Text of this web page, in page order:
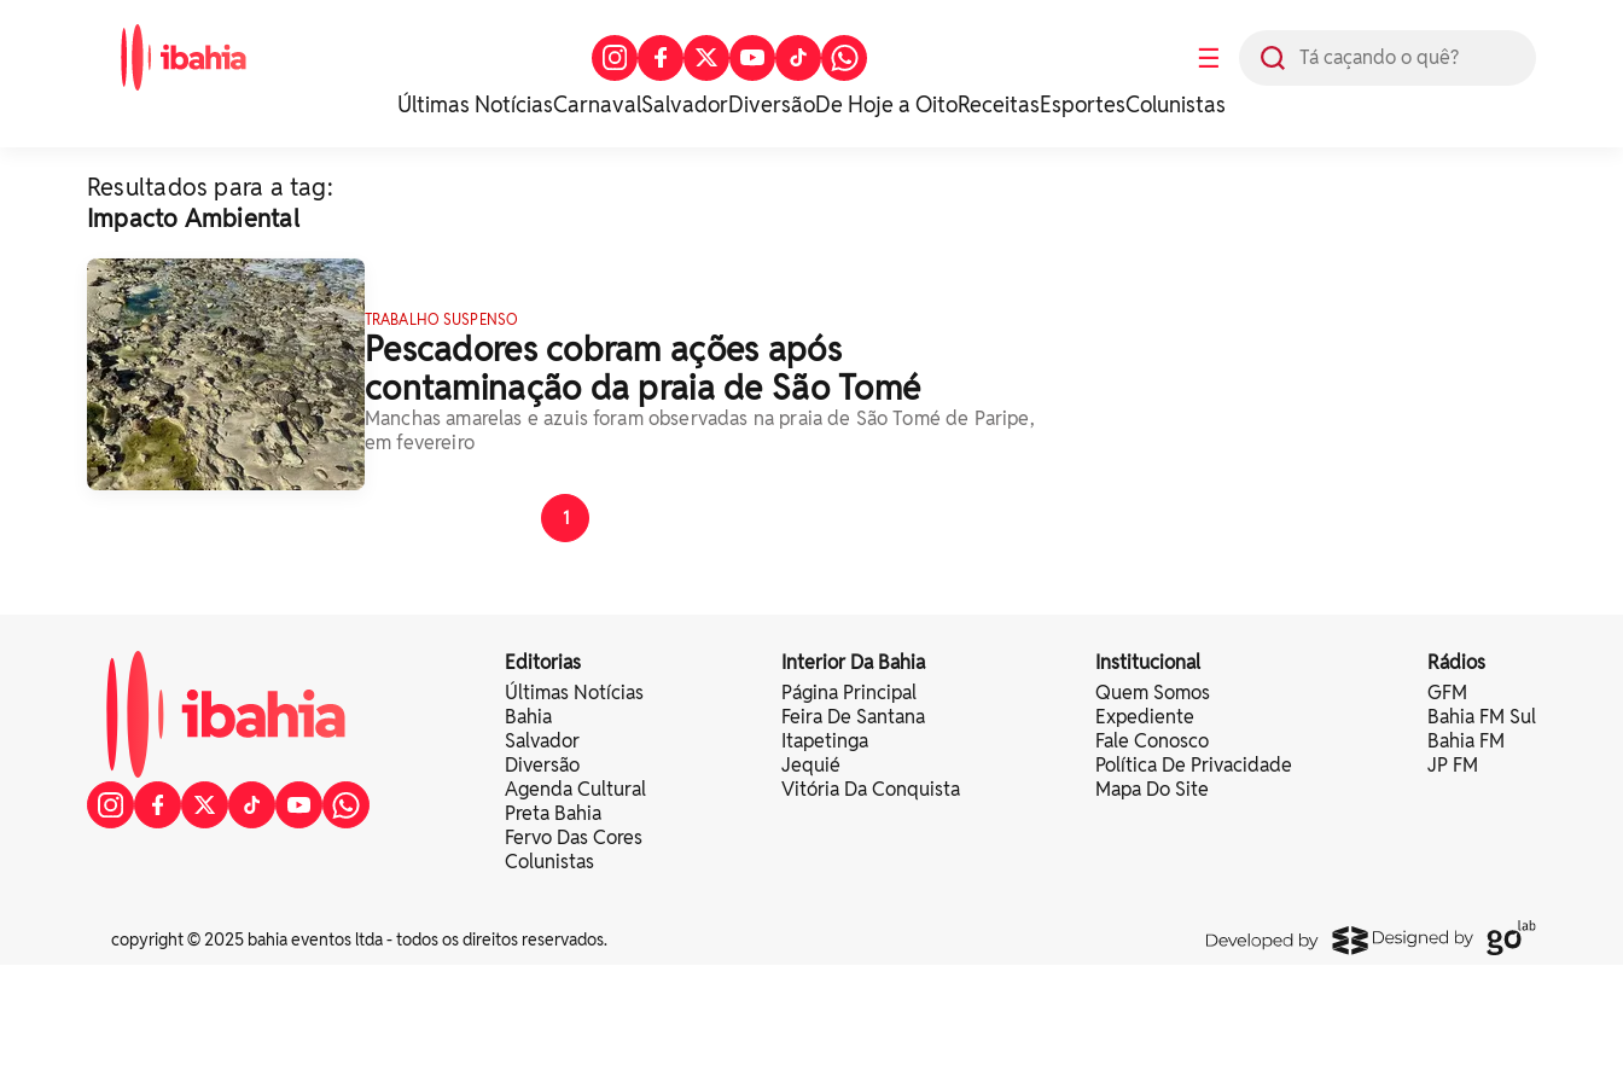
☰
Últimas NotíciasCarnavalSalvadorDiversãoDe Hoje a OitoReceitasEsportesColunistas
Resultados para a tag:
Impacto Ambiental
TRABALHO SUSPENSO
Pescadores cobram ações após
contaminação da praia de São Tomé
Manchas amarelas e azuis foram observadas na praia de São Tomé de Paripe,
em fevereiro
1
Editorias
Últimas Notícias
Bahia
Salvador
Diversão
Agenda Cultural
Preta Bahia
Fervo Das Cores
Colunistas
Interior Da Bahia
Página Principal
Feira De Santana
Itapetinga
Jequié
Vitória Da Conquista
Institucional
Quem Somos
Expediente
Fale Conosco
Política De Privacidade
Mapa Do Site
Rádios
GFM
Bahia FM Sul
Bahia FM
JP FM
copyright © 2025 bahia eventos ltda - todos os direitos reservados.